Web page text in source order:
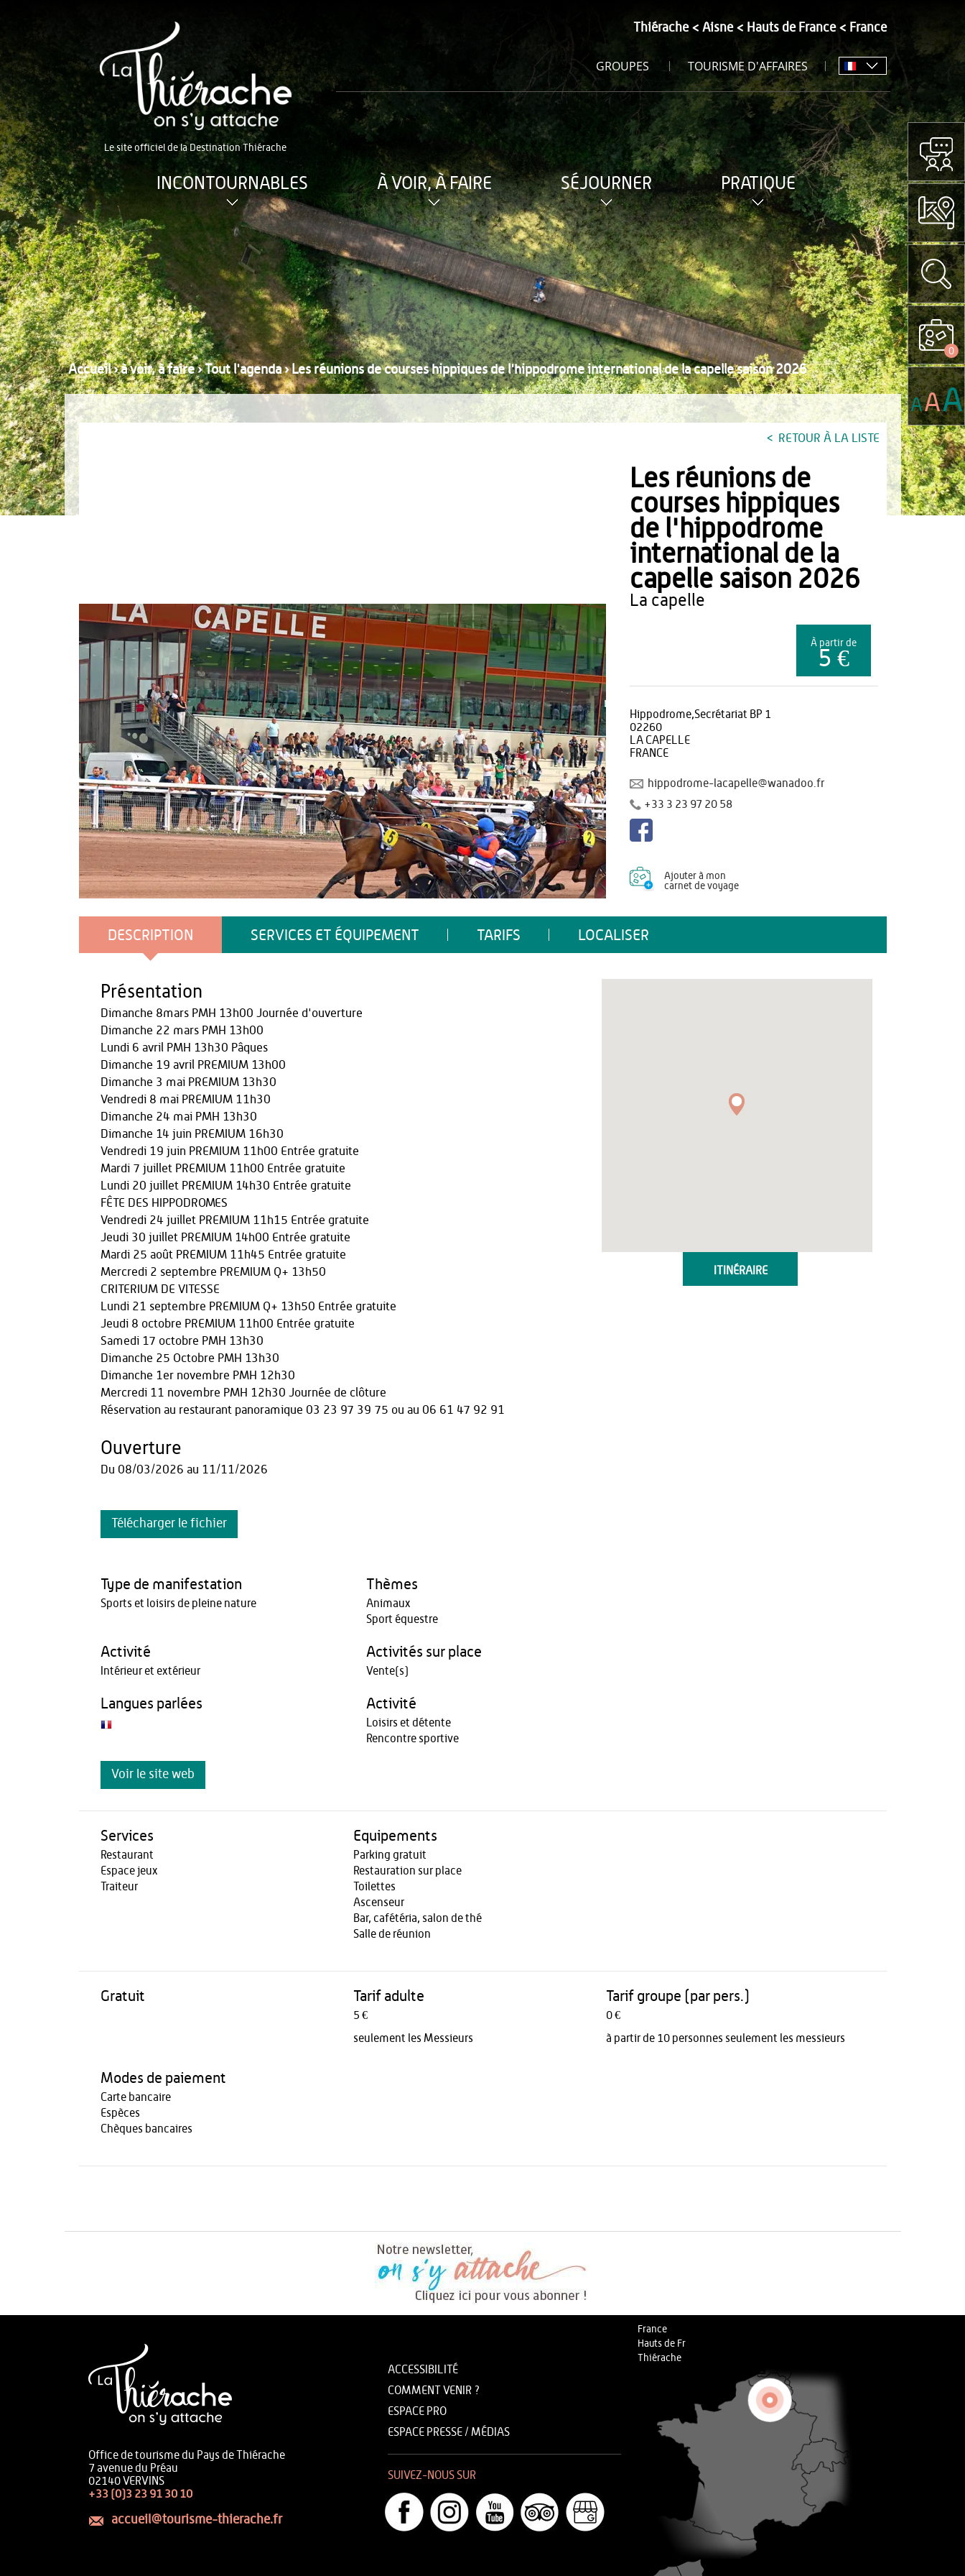
Le site officiel de la Destination Thiérache
Thiérache Aisne Hauts de France France
GROUPES TOURISME D'AFFAIRES
INCONTOURNABLES À VOIR, À FAIRE SÉJOURNER PRATIQUE
Accueil›à voir, à faire›Tout l'agenda›Les réunions de courses hippiques de l'hippodrome international de la capelle saison 2026
RETOUR À LA LISTE
Les réunions de
courses hippiques
de l'hippodrome
international de la
capelle saison 2026
la capelle
À partir de
5 €
Hippodrome,Secrétariat BP 1
02260
LA CAPELLE
FRANCE
hippodrome-lacapelle@wanadoo.fr
+33 3 23 97 20 58
Ajouter à mon
carnet de voyage
DESCRIPTION SERVICES ET ÉQUIPEMENT TARIFS LOCALISER
ITINÉRAIRE
Présentation
Dimanche 8mars PMH 13h00 Journée d'ouverture
Dimanche 22 mars PMH 13h00
Lundi 6 avril PMH 13h30 Pâques
Dimanche 19 avril PREMIUM 13h00
Dimanche 3 mai PREMIUM 13h30
Vendredi 8 mai PREMIUM 11h30
Dimanche 24 mai PMH 13h30
Dimanche 14 juin PREMIUM 16h30
Vendredi 19 juin PREMIUM 11h00 Entrée gratuite
Mardi 7 juillet PREMIUM 11h00 Entrée gratuite
Lundi 20 juillet PREMIUM 14h30 Entrée gratuite
FÊTE DES HIPPODROMES
Vendredi 24 juillet PREMIUM 11h15 Entrée gratuite
Jeudi 30 juillet PREMIUM 14h00 Entrée gratuite
Mardi 25 août PREMIUM 11h45 Entrée gratuite
Mercredi 2 septembre PREMIUM Q+ 13h50
CRITERIUM DE VITESSE
Lundi 21 septembre PREMIUM Q+ 13h50 Entrée gratuite
Jeudi 8 octobre PREMIUM 11h00 Entrée gratuite
Samedi 17 octobre PMH 13h30
Dimanche 25 Octobre PMH 13h30
Dimanche 1er novembre PMH 12h30
Mercredi 11 novembre PMH 12h30 Journée de clôture
Réservation au restaurant panoramique 03 23 97 39 75 ou au 06 61 47 92 91
Ouverture
Du 08/03/2026 au 11/11/2026
Télécharger le fichier
Type de manifestation
Sports et loisirs de pleine nature
Thèmes
Animaux
Sport équestre
Activité
Intérieur et extérieur
Activités sur place
Vente(s)
Langues parlées Activité
Loisirs et détente
Rencontre sportive
Voir le site web
Services
Restaurant
Espace jeux
Traiteur
Equipements
Parking gratuit
Restauration sur place
Toilettes
Ascenseur
Bar, cafétéria, salon de thé
Salle de réunion
Gratuit Tarif adulte
5 €
seulement les Messieurs
Tarif groupe (par pers.)
0 €
à partir de 10 personnes seulement les messieurs
Modes de paiement
Carte bancaire
Espèces
Chèques bancaires
Office de tourisme du Pays de Thiérache
7 avenue du Préau
02140 VERVINS
+33 (0)3 23 91 30 10
accueil@tourisme-thierache.fr
ACCESSIBILITÉ
COMMENT VENIR ?
ESPACE PRO
ESPACE PRESSE / MÉDIAS
SUIVEZ-NOUS SUR
France
Hauts de Fr
Thiérache
0
AAA